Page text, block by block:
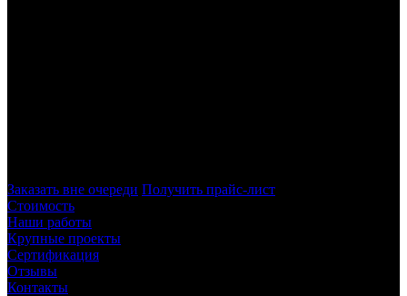
Заказать вне очереди Получить прайс-лист
Стоимость
Наши работы
Крупные проекты
Сертификация
Отзывы
Контакты